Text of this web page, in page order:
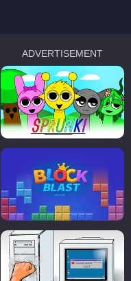
ADVERTISEMENT
sprunki
Blocky Blast!
smash it